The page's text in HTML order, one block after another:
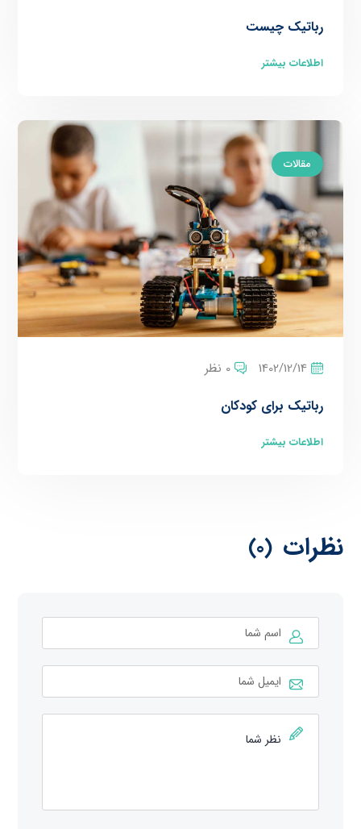
رباتیک چیست
اطلاعات بیشتر
مقالات
1402/12/14 0 نظر
رباتیک برای کودکان
اطلاعات بیشتر
نظرات (0)